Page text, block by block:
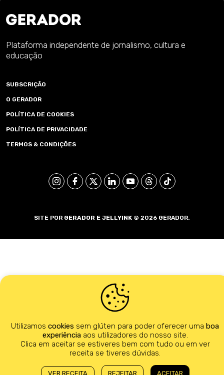
Plataforma independente de jornalismo, cultura e
educação
SUBSCRIÇÃO
O GERADOR
POLÍTICA DE COOKIES
POLÍTICA DE PRIVACIDADE
TERMOS & CONDIÇÕES
SITE POR GERADOR E JELLYINK © 2026 GERADOR.
Utilizamos cookies sem glúten para poder oferecer uma boa
experiênciaaos utilizadores do nosso site.
Clica em aceitar se estiveres bem com tudo ou em ver
receita se tiveres dúvidas.
VER RECEITA REJEITAR ACEITAR